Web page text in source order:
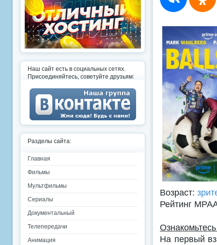
Возраст:
Рейтинг
На первый
Наш сайт есть в социальных сетях.
Присоединяйтесь, советуйте друзьям:
Разделы сайта:
Главная
Фильмы
Мультфильмы
Сериалы
Документальный
Телепередачи
Анимация